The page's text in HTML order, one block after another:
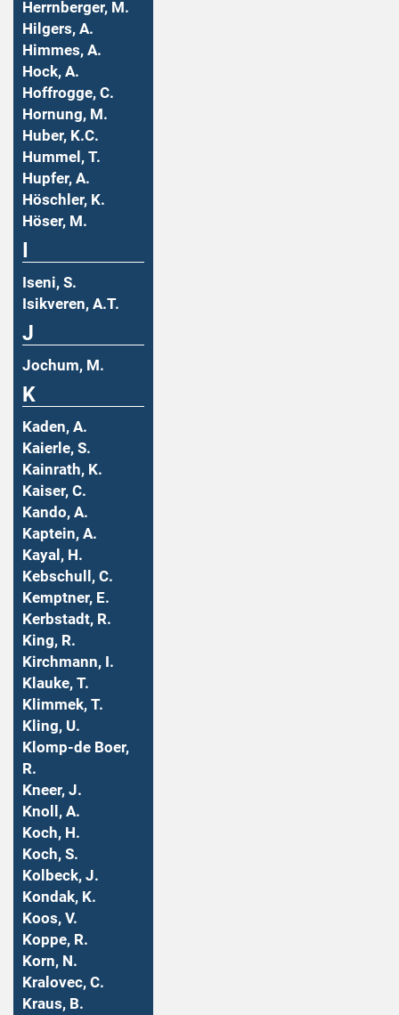
Herrnberger, M.
Hilgers, A.
Himmes, A.
Hock, A.
Hoffrogge, C.
Hornung, M.
Huber, K.C.
Hummel, T.
Hupfer, A.
Höschler, K.
Höser, M.
Iseni, S.
Isikveren, A.T.
J
Jochum, M.
K
Kaden, A.
Kaierle, S.
Kainrath, K.
Kaiser, C.
Kando, A.
Kaptein, A.
Kayal, H.
Kebschull, C.
Kemptner, E.
Kerbstadt, R.
King, R.
Kirchmann, I.
Klauke, T.
Klimmek, T.
Kling, U.
Klomp-de Boer,
R.
Kneer, J.
Knoll, A.
Koch, H.
Koch, S.
Kolbeck, J.
Kondak, K.
Koos, V.
Koppe, R.
Korn, N.
Kralovec, C.
Kraus, B.